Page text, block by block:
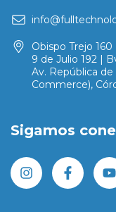
Obispo Trejo
9 de Julio 192 |
Av. República de
Commerce),
Sigamos